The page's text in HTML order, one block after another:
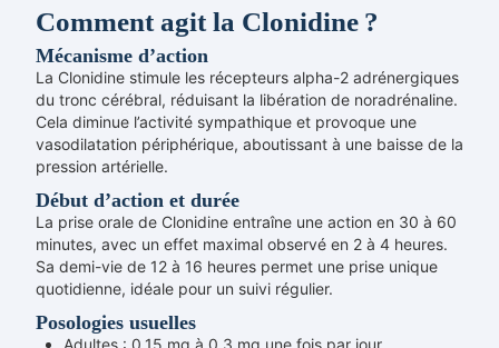
Comment agit la Clonidine ?
Mécanisme d’action
La Clonidine stimule les récepteurs alpha-2 adrénergiques
du tronc cérébral, réduisant la libération de noradrénaline.
Cela diminue l’activité sympathique et provoque une
vasodilatation périphérique, aboutissant à une baisse de la
pression artérielle.
Début d’action et durée
La prise orale de Clonidine entraîne une action en 30 à 60
minutes, avec un effet maximal observé en 2 à 4 heures.
Sa demi-vie de 12 à 16 heures permet une prise unique
quotidienne, idéale pour un suivi régulier.
Posologies usuelles